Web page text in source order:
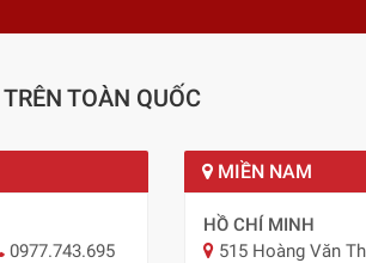
TRÊN TOÀN QUỐC
0977.743.695
MIỀN NAM
HỒ CHÍ MINH
515 Hoàng Văn